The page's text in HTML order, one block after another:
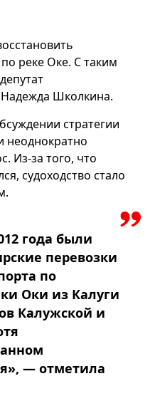
реке Оке. С таким
Школкина.
стратегии
неоднократно
Из-за того, что
судоходство стало
года были
перевозки
по
Оки из Калуги
Калужской и
— отметила